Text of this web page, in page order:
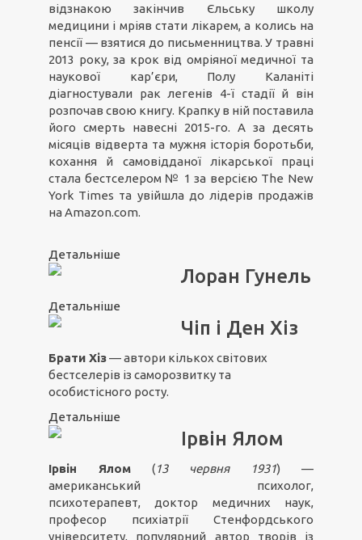
відзнакою закінчив Єльську школу
медицини і мріяв стати лікарем, а колись на
пенсії — взятися до письменництва. У травні
2013 року, за крок від омріяної медичної та
наукової кар’єри, Полу Каланіті
діагностували рак легенів 4-ї стадії й він
розпочав свою книгу. Крапку в ній поставила
його смерть навесні 2015-го. А за десять
місяців відверта та мужня історія боротьби,
кохання й самовідданої лікарської праці
стала бестселером № 1 за версією The New
York Times та увійшла до лідерів продажів
на Amazon.com.
Детальніше
Лоран Гунель
Детальніше
Чіп і Ден Хіз
Брати Хіз— автори кількох світових
бестселерів із саморозвитку та
особистісного росту.
Детальніше
Ірвін Ялом
Ірвін Ялом (13 червня 1931) —
американський психолог,
психотерапевт, доктор медичних наук,
професор психіатрії Стенфордського
університету, популярний автор творів із